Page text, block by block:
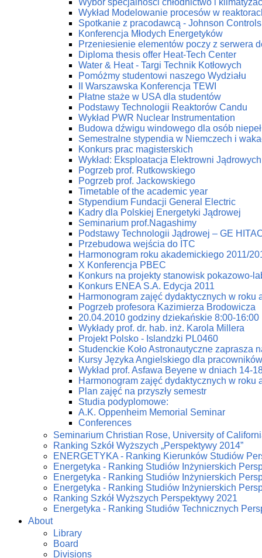
Wybór specjalności chłodnictwo i
Wykład Modelowanie procesów w
Spotkanie z pracodawcą - Johnson
Konferencja Młodych Energetyków
Przeniesienie elementów poczy z serwera
Diploma thesis offer Heat-Tech Center
Water & Heat - Targi Technik Kotłowych
Pomóżmy studentowi naszego Wydziału
II Warszawska Konferencja TEWI
Płatne staże w USA dla studentów
Podstawy Technologii Reaktorów Candu
Wykład PWR Nuclear Instrumentation
Budowa dźwigu windowego dla osób
Semestralne stypendia w Niemczech i
Konkurs prac magisterskich
Wykład: Eksploatacja Elektrowni Jądrowych
Pogrzeb prof. Rutkowskiego
Pogrzeb prof. Jackowskiego
Timetable of the academic year
Stypendium Fundacji General Electric
Kadry dla Polskiej Energetyki Jądrowej
Seminarium prof.Nagashimy
Podstawy Technologii Jądrowej – GE
Przebudowa wejścia do ITC
Harmonogram roku akademickiego 2011/
X Konferencja PBEC
Konkurs na projekty stanowisk pokazowo-
Konkurs ENEA S.A. Edycja 2011
Harmonogram zajęć dydaktycznych w roku
Pogrzeb profesora Kazimierza Brodowicza
20.04.2010 godziny dziekańskie 8:00-16:00
Wykłady prof. dr. hab. inż. Karola Millera
Projekt Polsko - Islandzki PL0460
Studenckie Koło Astronautyczne zaprasza
Kursy Języka Angielskiego dla
Wykład prof. Asfawa Beyene w dniach 14-
Harmonogram zajęć dydaktycznych w roku
Plan zajęć na przyszły semestr
Studia podyplomowe:
A.K. Oppenheim Memorial Seminar
Conferences
Seminarium Christian Rose, University of
Ranking Szkół Wyższych „Perspektywy 2014”
ENERGETYKA - Ranking Kierunków Studiów
Energetyka - Ranking Studiów Inżynierskich
Energetyka - Ranking Studiów Inżynierskich
Energetyka - Ranking Studiów Inżynierskich
Ranking Szkół Wyższych Perspektywy 2021
Energetyka - Ranking Studiów Technicznych
About
Library
Board
Divisions